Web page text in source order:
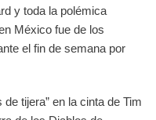
y toda la polémica
México fue de los
el fin de semana por
tijera” en la cinta de Tim